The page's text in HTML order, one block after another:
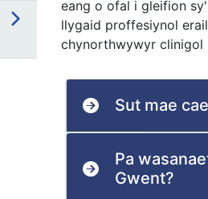
eang o ofal i gleifion
llygaid proffesiynol
chynorthwywyr clinigol
Sut mae
Pa
Gwent?